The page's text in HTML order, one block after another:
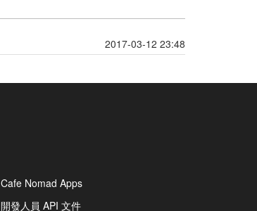
2017-03-12 23:48
Cafe Nomad Apps
開發人員 API 文件